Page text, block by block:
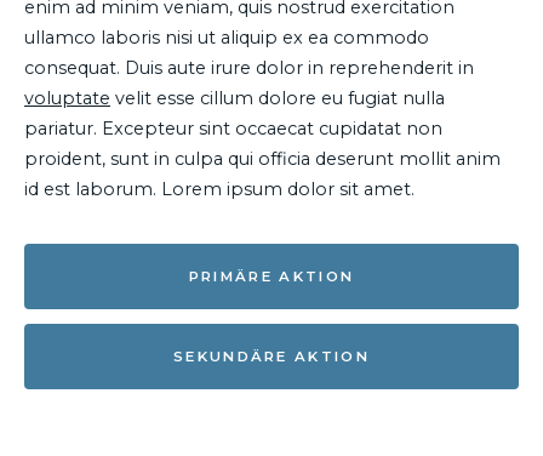
enim ad minim veniam, quis nostrud exercitation
ullamco laboris nisi ut aliquip ex ea commodo
consequat. Duis aute irure dolor in reprehenderit in
voluptate velit esse cillum dolore eu fugiat nulla
pariatur. Excepteur sint occaecat cupidatat non
proident, sunt in culpa qui officia deserunt mollit anim
id est laborum. Lorem ipsum dolor sit amet.
PRIMÄRE AKTION
SEKUNDÄRE AKTION